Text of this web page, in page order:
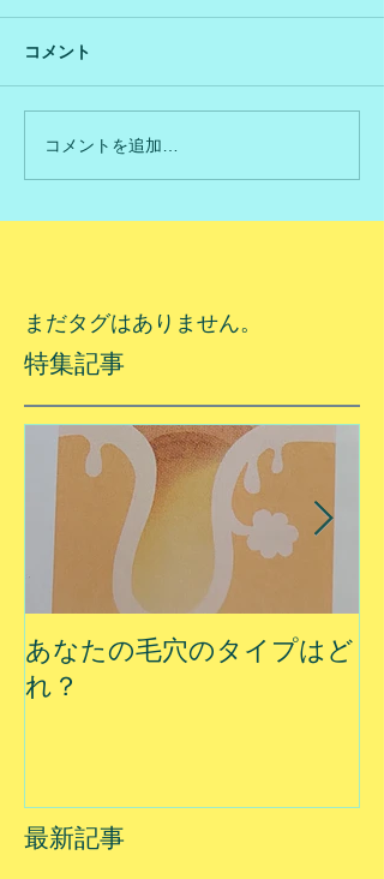
コメント
コメントを追加…
まだタグはありません。
特集記事
あなたの毛穴のタイプはど
れ？
最新記事